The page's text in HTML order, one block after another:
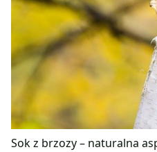
Sok z brzozy – naturalna